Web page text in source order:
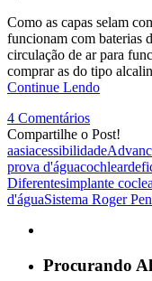
Como as capas selam
funcionam com baterias
circulação de ar para
comprar as do tipo
Continue Lendo
4 Comentários
Compartilhe o Post!
aasiacessibilidade
prova d'águacochlear
Diferentesimplante
d'águaSistema Roger Pen
Procurando